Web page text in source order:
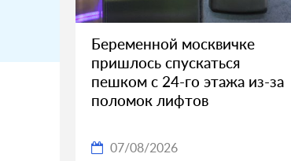
Беременной москвичке
пришлось спускаться
пешком с 24-го этажа из-за
поломок лифтов
07/08/2026